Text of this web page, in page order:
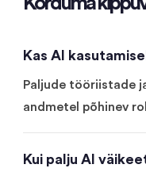
Kas AI
Paljude tööriistade
andmetel põhinev
Kui palju AI